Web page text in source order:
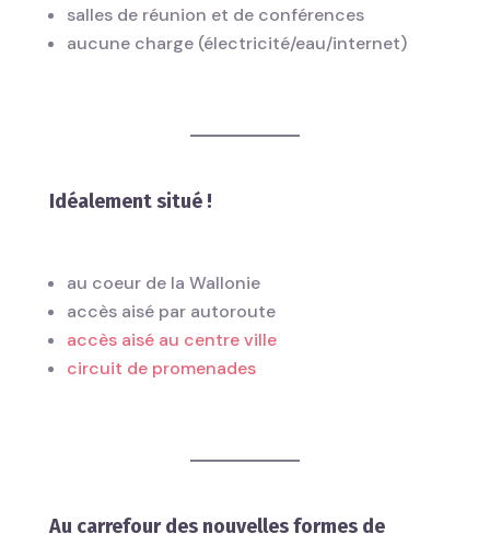
salles de réunion et de conférences
aucune charge (électricité/eau/internet)
Idéalement situé !
au coeur de la Wallonie
accès aisé par autoroute
accès aisé au centre ville
circuit de promenades
Au carrefour des nouvelles formes de